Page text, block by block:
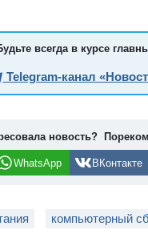
всегда в курсе
Telegram-канал
новость?
WhatsApp ВКонтакте
компьютерный